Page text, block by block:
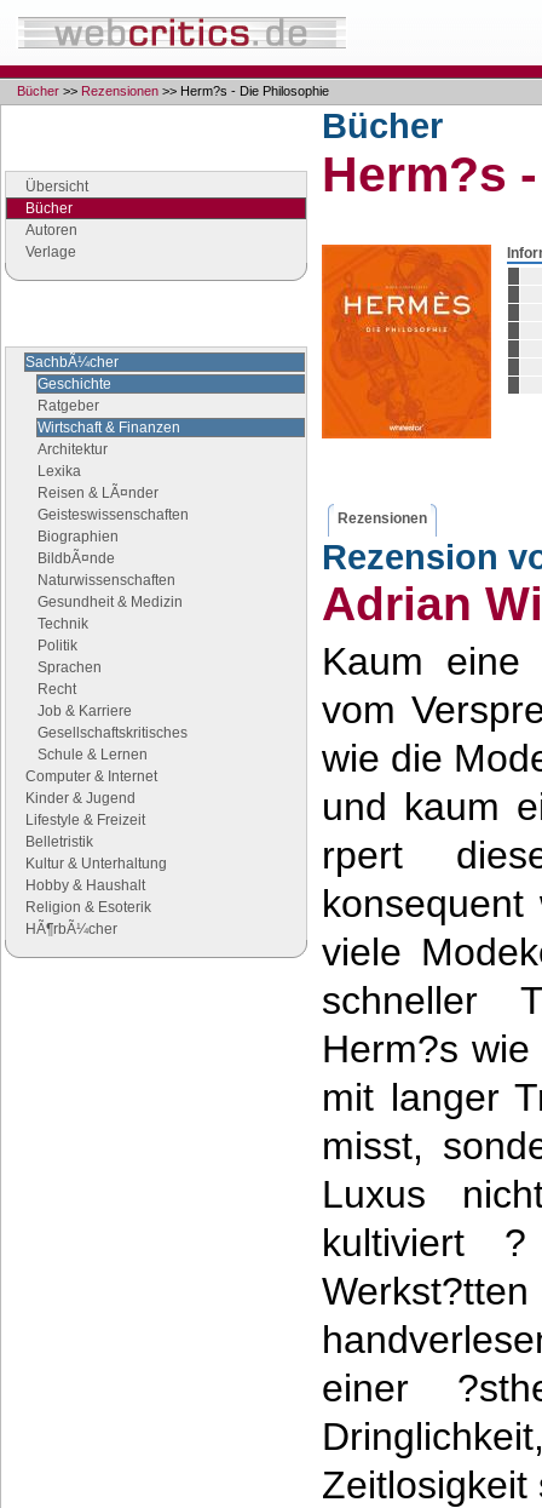
Bücher >> Rezensionen >> Herm?s - Die Philosophie
Übersicht
Bücher
Autoren
Verlage
SachbÃ¼cher
Geschichte
Ratgeber
Wirtschaft & Finanzen
Architektur
Lexika
Reisen & LÃ¤nder
Geisteswissenschaften
Biographien
BildbÃ¤nde
Naturwissenschaften
Gesundheit & Medizin
Technik
Politik
Sprachen
Recht
Job & Karriere
Gesellschaftskritisches
Schule & Lernen
Computer & Internet
Kinder & Jugend
Lifestyle & Freizeit
Belletristik
Kultur & Unterhaltung
Hobby & Haushalt
Religion & Esoterik
HÃ¶rbÃ¼cher
Bücher
Herm?s
Rezensionen
Rezension
Adrian
Kaum
vom
wie die
und kaum
rpert
viele
schneller
Herm?s
mit langer
misst,
Luxus
kultiviert
einer
Zeitlosigkeit